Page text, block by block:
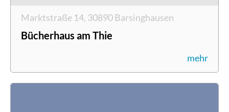
Marktstraße 14, 30890 Barsinghausen
Bücherhaus am Thie
mehr